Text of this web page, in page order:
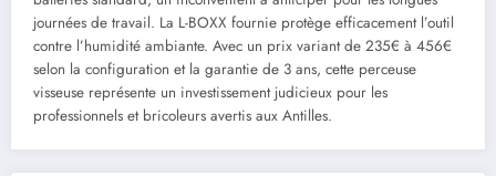
journées de travail. La L-BOXX fournie protège efficacement l’outil
contre l’humidité ambiante. Avec un prix variant de 235€ à 456€
selon la configuration et la garantie de 3 ans, cette perceuse
visseuse représente un investissement judicieux pour les
professionnels et bricoleurs avertis aux Antilles.